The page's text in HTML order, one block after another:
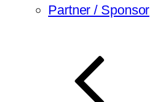
Partner / Sponsor